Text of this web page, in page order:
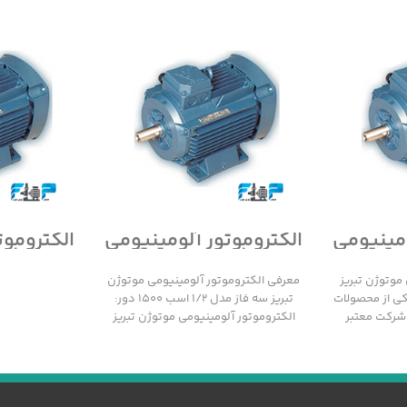
فاز
تبریز
1000 دور یکی از محصولات
معتبر
الکتروموتور آلومینیومی
موتوژن تبریز سه فاز
مدل 1/2 اسب 1500 دور
معرفی الکتروموتور آلومینیومی موتوژن
تبریز سه فاز مدل 1/2 اسب 1500 دور:
الکتروموتور آلومینیومی موتوژن تبریز